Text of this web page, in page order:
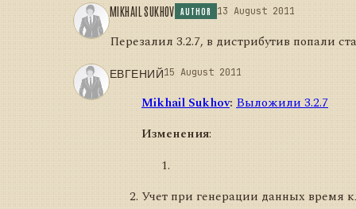
MIKHAIL SUKHOV AUTHOR 13 August 2011
Перезалил 3.2.7, в дистрибутив попали
ЕВГЕНИЙ15 August 2011
Mikhail Sukhov: Выложили 3.2.7
Изменения:
Учет при генерации данных время